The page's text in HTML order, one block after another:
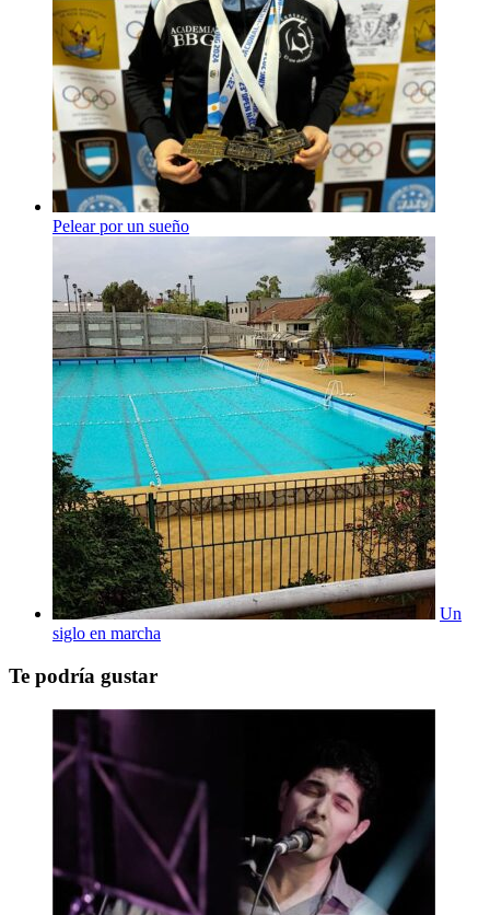
Pelear por un sueño
Un
siglo en marcha
Te podría gustar